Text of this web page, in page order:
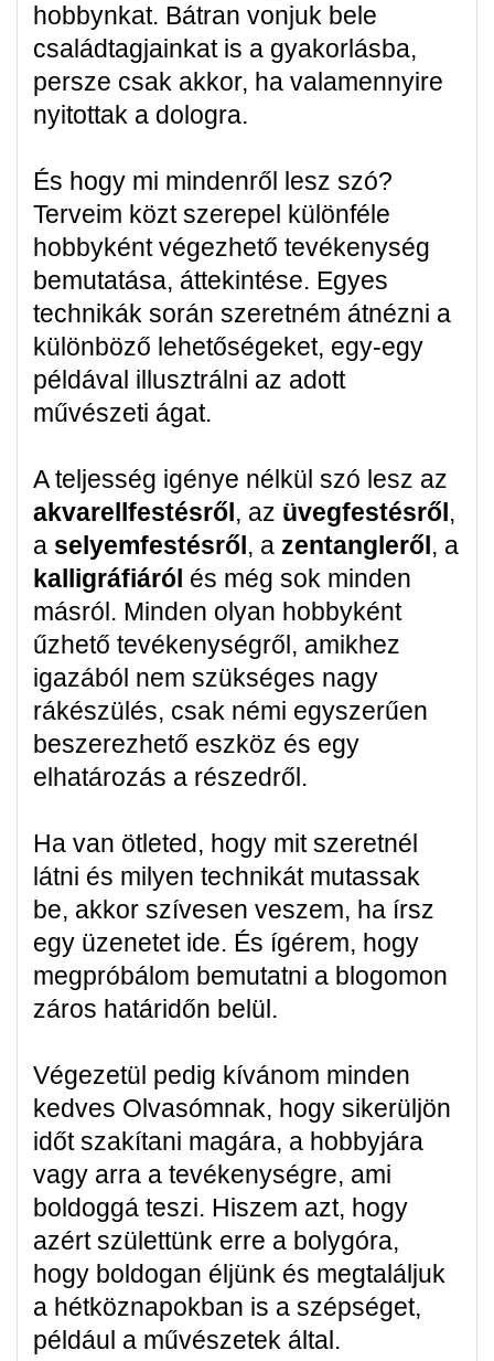
hobbynkat. Bátran vonjuk bele
családtagjainkat is a gyakorlásba,
persze csak akkor, ha valamennyire
nyitottak a dologra.
És hogy mi mindenről lesz szó?
Terveim közt szerepel különféle
hobbyként végezhető tevékenység
bemutatása, áttekintése. Egyes
technikák során szeretném átnézni a
különböző lehetőségeket, egy-egy
példával illusztrálni az adott
művészeti ágat.
A teljesség igénye nélkül szó lesz az
akvarellfestésről, az üvegfestésről,
a selyemfestésről, a zentangleről, a
kalligráfiáról és még sok minden
másról. Minden olyan hobbyként
űzhető tevékenységről, amikhez
igazából nem szükséges nagy
rákészülés, csak némi egyszerűen
beszerezhető eszköz és egy
elhatározás a részedről.
Ha van ötleted, hogy mit szeretnél
látni és milyen technikát mutassak
be, akkor szívesen veszem, ha írsz
egy üzenetet ide. És ígérem, hogy
megpróbálom bemutatni a blogomon
záros határidőn belül.
Végezetül pedig kívánom minden
kedves Olvasómnak, hogy sikerüljön
időt szakítani magára, a hobbyjára
vagy arra a tevékenységre, ami
boldoggá teszi. Hiszem azt, hogy
azért születtünk erre a bolygóra,
hogy boldogan éljünk és megtaláljuk
a hétköznapokban is a szépséget,
például a művészetek által.